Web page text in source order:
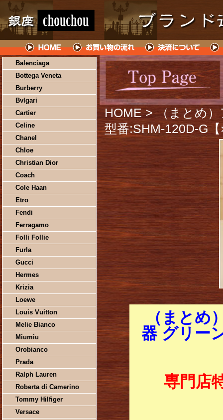
Balenciaga
Bottega Veneta
Burberry
Bvlgari
Cartier
Celine
Chanel
Chloe
Christian Dior
Coach
Cole Haan
Etro
Fendi
Ferragamo
Folli Follie
Furla
Gucci
Hermes
Krizia
Loewe
Louis Vuitton
Melie Bianco
Miumiu
Orobianco
Prada
Ralph Lauren
Roberta di Camerino
Tommy Hilfiger
Versace
HOME > （まとめ
型番:SHM-120D-G
（まとめ
器 グリー
専門店